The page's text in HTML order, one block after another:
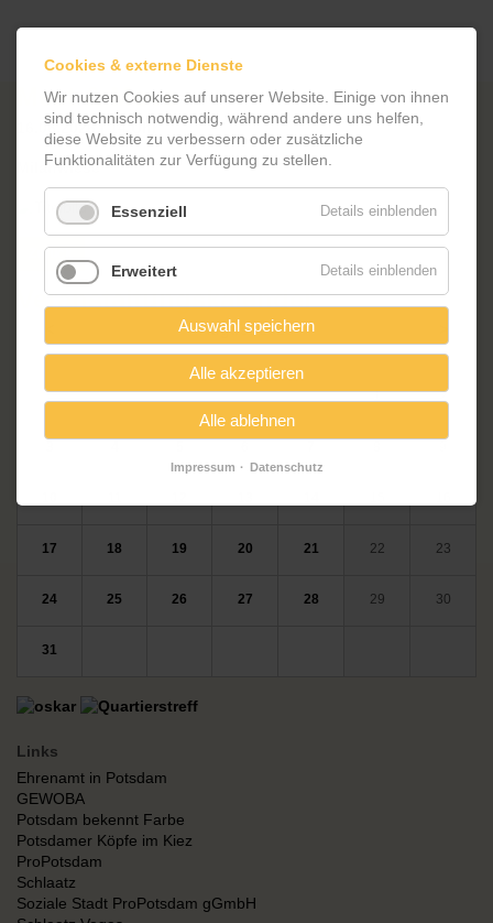
Meet & Move
16.06.2026 | 14 Uhr
Milanwiese
Zurück
Veranstaltungskalender
August 2026
Montag Dienstag Mittwoch DonnerstagFreitag Samstag So
1 2
17 18 19 20 21 22 23
24 25 26 27 28 29 30
31
Links
Ehrenamt in Potsdam
GEWOBA
Potsdam bekennt Farbe
Potsdamer Köpfe im Kiez
ProPotsdam
Schlaatz
Soziale Stadt ProPotsdam gGmbH
Cookies & externe Dienste
Wir nutzen Cookies auf unserer Website. Einige von ihnen
sind technisch notwendig, während andere uns helfen,
diese Website zu verbessern oder zusätzliche
Funktionalitäten zur Verfügung zu stellen.
Essenziell Details einblenden
Erweitert Details einblenden
Auswahl speichern
Alle akzeptieren
Alle ablehnen
Impressum Datenschutz